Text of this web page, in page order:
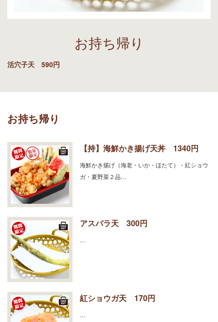
お持ち帰り
活穴子天 590円
お持ち帰り
【持】海鮮かき揚げ天丼 1340円
海鮮かき揚げ（海老・いか・ほたて）・紅ショウ
ガ・夏野菜２品…
アスパラ天 300円
…
紅ショウガ天 170円
…